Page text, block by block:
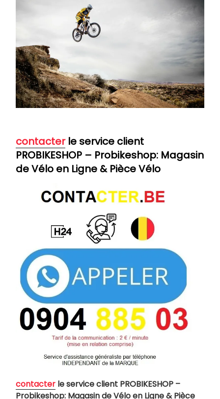
contacterle service client
PROBIKESHOP – Probikeshop: Magasin
de Vélo en Ligne & Pièce Vélo
contacter le service client PROBIKESHOP –
Probikeshop: Magasin de Vélo en Ligne & Pièce